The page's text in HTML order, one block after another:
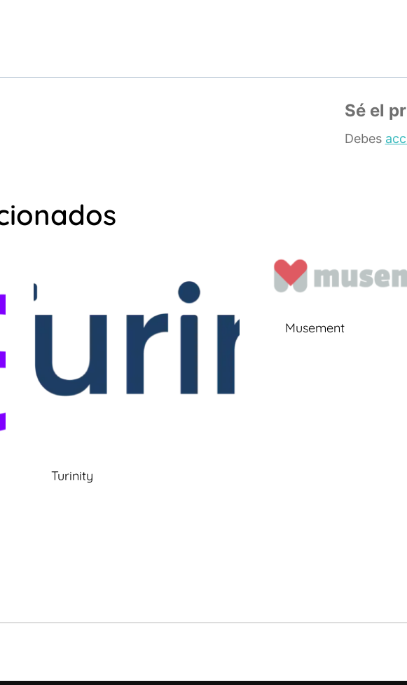
Sé el
Debes
Turinity
Musement